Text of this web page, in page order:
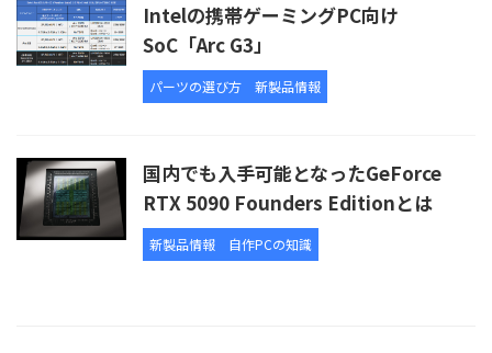
Intelの携帯ゲーミングPC向け
SoC「Arc G3」
パーツの選び方 新製品情報
国内でも入手可能となったGeForce
RTX 5090 Founders Editionとは
新製品情報 自作PCの知識